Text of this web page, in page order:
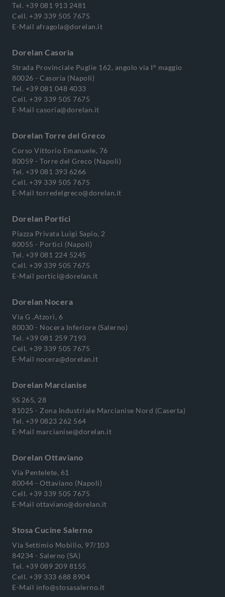
Tel. +39 081 913 2481
Cell. +39 339 505 7675
E-Mail afragola@dorelan.it
Dorelan Casoria
Strada Provinciale Puglie 162, angolo via I° maggio
80026 - Casoria (Napoli)
Tel. +39 081 048 4033
Cell. +39 339 505 7675
E-Mail casoria@dorelan.it
Dorelan Torre del Greco
Corso Vittorio Emanuele, 76
80059 - Torre del Greco (Napoli)
Tel. +39 081 393 6266
Cell. +39 339 505 7675
E-Mail torredelgreco@dorelan.it
Dorelan Portici
Piazza Privata Luigi Sapio, 2
80055 - Portici (Napoli)
Tel. +39 081 224 5245
Cell. +39 339 505 7675
E-Mail portici@dorelan.it
Dorelan Nocera
Via G .Atzori, 6
80030 - Nocera Inferiore (Salerno)
Tel. +39 081 259 7193
Cell. +39 339 505 7675
E-Mail nocera@dorelan.it
Dorelan Marcianise
SS 265, 28
81025 - Zona Industriale Marcianise Nord (Caserta)
Tel. +39 0823 262 564
E-Mail marcianise@dorelan.it
Dorelan Ottaviano
Via Pentelete, 61
80044 - Ottaviano (Napoli)
Cell. +39 339 505 7675
E-Mail ottaviano@dorelan.it
Stosa Cucine Salerno
Via Settimio Mobilio, 97/103
84234 - Salerno (SA)
Tel. +39 089 209 8155
Cell. +39 333 688 8904
E-Mail info@stosasalerno.it